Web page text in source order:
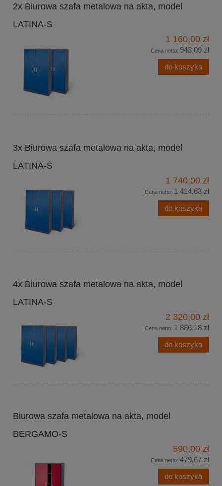
2x Biurowa szafa metalowa na akta, model
LATINA-S
1 160,00 zł
Cena netto: 943,09 zł
do koszyka
3x Biurowa szafa metalowa na akta, model
LATINA-S
1 740,00 zł
Cena netto: 1 414,63 zł
do koszyka
4x Biurowa szafa metalowa na akta, model
LATINA-S
2 320,00 zł
Cena netto: 1 886,18 zł
do koszyka
Biurowa szafa metalowa na akta, model
BERGAMO-S
590,00 zł
Cena netto: 479,67 zł
do koszyka